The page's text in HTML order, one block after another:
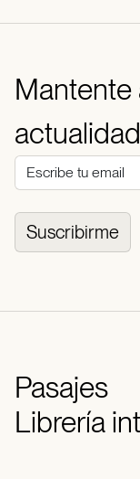
Mantente
Suscribirme
Pasajes
Librería